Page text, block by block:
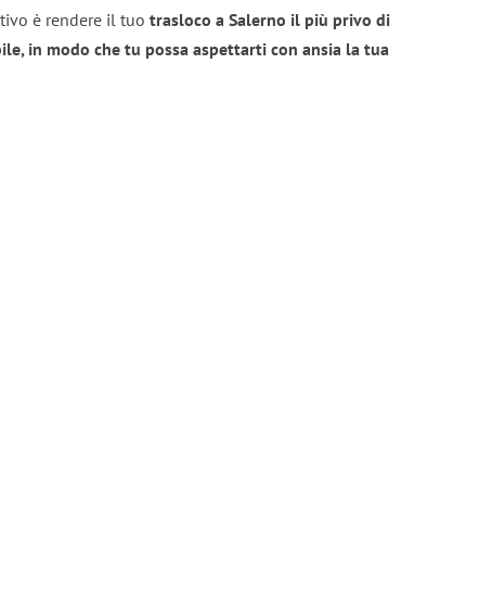
è rendere il tuo trasloco a Salerno il più privo di
in modo che tu possa aspettarti con ansia la tua